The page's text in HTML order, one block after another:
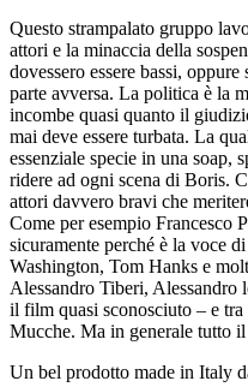
Questo strampalato gruppo
attori e la minaccia della
dovessero essere bassi,
parte avversa. La politica è la
incombe quasi quanto il
mai deve essere turbata. La
essenziale specie in una soap,
ridere ad ogni scena di Boris.
attori davvero bravi che
Come per esempio Francesco
sicuramente perché è la voce
Washington, Tom Hanks e
Alessandro Tiberi, Alessandro
il film quasi sconosciuto – e
Mucche. Ma in generale tutto il
Un bel prodotto made in Italy